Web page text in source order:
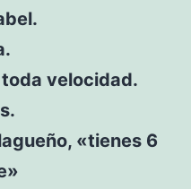
toda velocidad.
«tienes 6